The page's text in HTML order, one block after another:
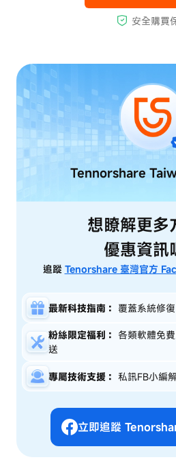
Tennorshare
想瞭解更多
優惠資訊
追蹤 Tenorshare 臺灣官方
最新科技指南： 覆蓋系統修
粉絲限定福利： 各類軟體免
送
專屬技術支援： 私訊FB小編
立即追蹤